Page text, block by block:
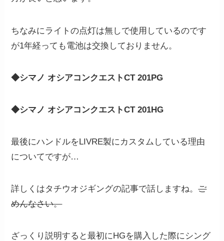
ちなみにライトの点灯は無しで使用しているのです
が1年経っても電池は交換しておりません。
◆シマノ オシアコンクエストCT 201PG
◆シマノ オシアコンクエストCT 201HG
最後にハンドルをLIVRE製にカスタムしている理由
についてですが…
詳しくはタチウオジギングの記事で話しますね。ご
めんなさい。
ざっくり説明すると最初にHGを購入した際にシング